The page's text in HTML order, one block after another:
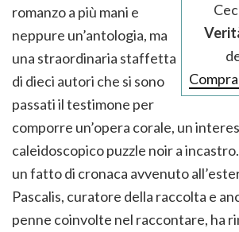
romanzo a più mani e
neppure un’antologia, ma
una straordinaria staffetta
di dieci autori che si sono
passati il testimone per
comporre un’opera corale, un
caleidoscopico puzzle noir a
un fatto di cronaca avvenuto
Pascalis, curatore della raccolta e
penne coinvolte nel raccontare, ha